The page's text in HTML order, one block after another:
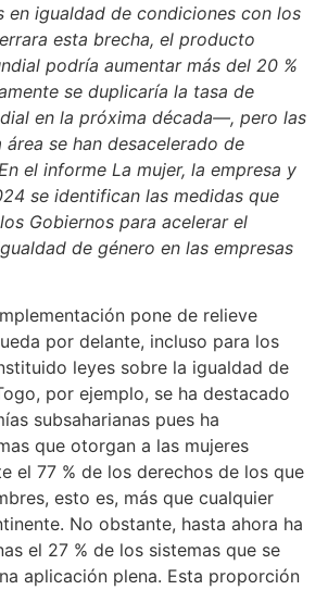
en igualdad de condiciones con los
esta brecha, el producto
podría aumentar más del 20 %
se duplicaría la tasa de
en la próxima década—, pero las
se han desacelerado de
el informe La mujer, la empresa y
se identifican las medidas que
Gobiernos para acelerar el
de género en las empresas
pone de relieve
por delante, incluso para los
leyes sobre la igualdad de
por ejemplo, se ha destacado
subsaharianas pues ha
que otorgan a las mujeres
el 77 % de los derechos de los que
esto es, más que cualquier
No obstante, hasta ahora ha
el 27 % de los sistemas que se
aplicación plena. Esta proporción